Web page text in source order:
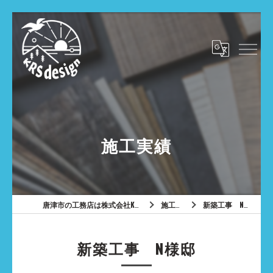
施工実績
施工実績 新築工事 N様邸
新築工事 N様邸